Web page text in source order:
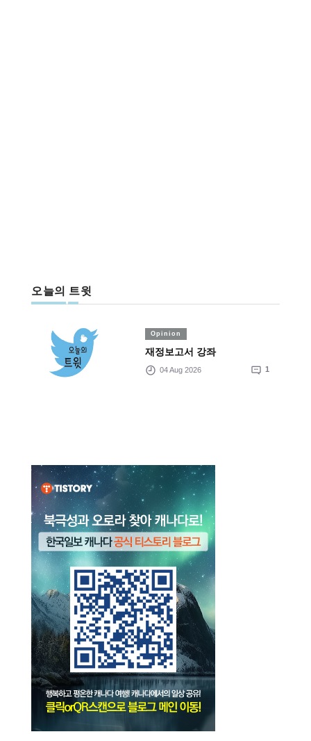
오늘의 트윗
Opinion
재정보고서 강좌
04 Aug 2026 1